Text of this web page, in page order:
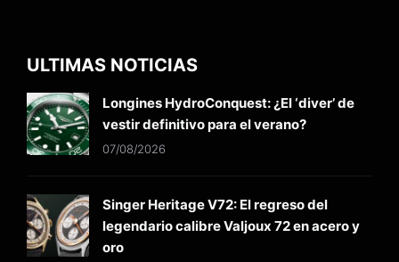
ULTIMAS NOTICIAS
Longines HydroConquest: ¿El ‘diver’ de
vestir definitivo para el verano?
07/08/2026
Singer Heritage V72: El regreso del
legendario calibre Valjoux 72 en acero y
oro